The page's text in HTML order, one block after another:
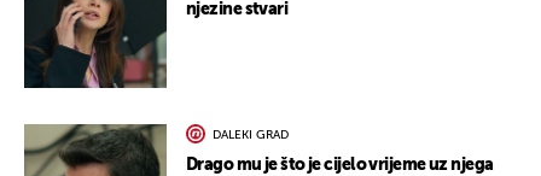
njezine stvari
DALEKI GRAD
Drago mu je što je cijelo vrijeme uz njega